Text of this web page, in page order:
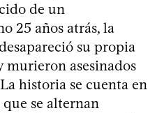
de un
25 años atrás, la
su propia
murieron asesinados
historia se cuenta en
se alternan